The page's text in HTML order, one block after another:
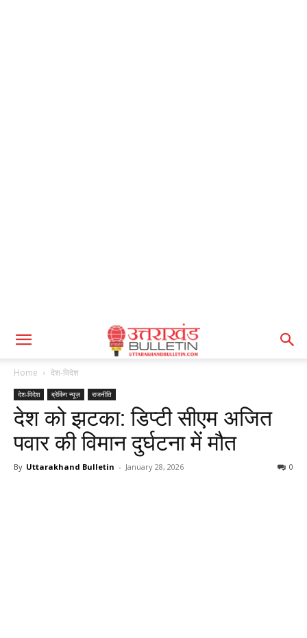
Home देश-विदेश
देश-विदेश ब्रेकिंग न्यूज़ राजनीति
देश को झटका: डिप्टी सीएम अजित
पवार की विमान दुर्घटना में मौत
By Uttarakhand Bulletin - January 28, 2026 0